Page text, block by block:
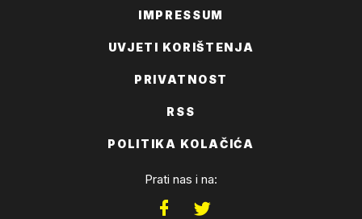
IMPRESSUM
UVJETI KORIŠTENJA
PRIVATNOST
RSS
POLITIKA KOLAČIĆA
Prati nas i na: